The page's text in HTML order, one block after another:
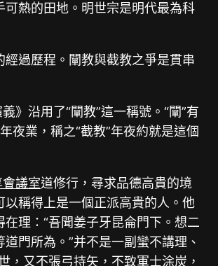
熱的田地。明世宗是明代最為科
過歷程。闡教與截教之爭是貫串
》沿用了“闡教”這一稱號。“闡”有
夜業，稱之“截教”年夜約就是這個
議室道修行，尋求品德高貴的境
稱得上是一個正派高貴的人。他
理：“吾聞姜子牙昆侖門下。想二
門所為。”并不是一副蠻不講理、
，又不張弓持矢，不致軍士涂炭，